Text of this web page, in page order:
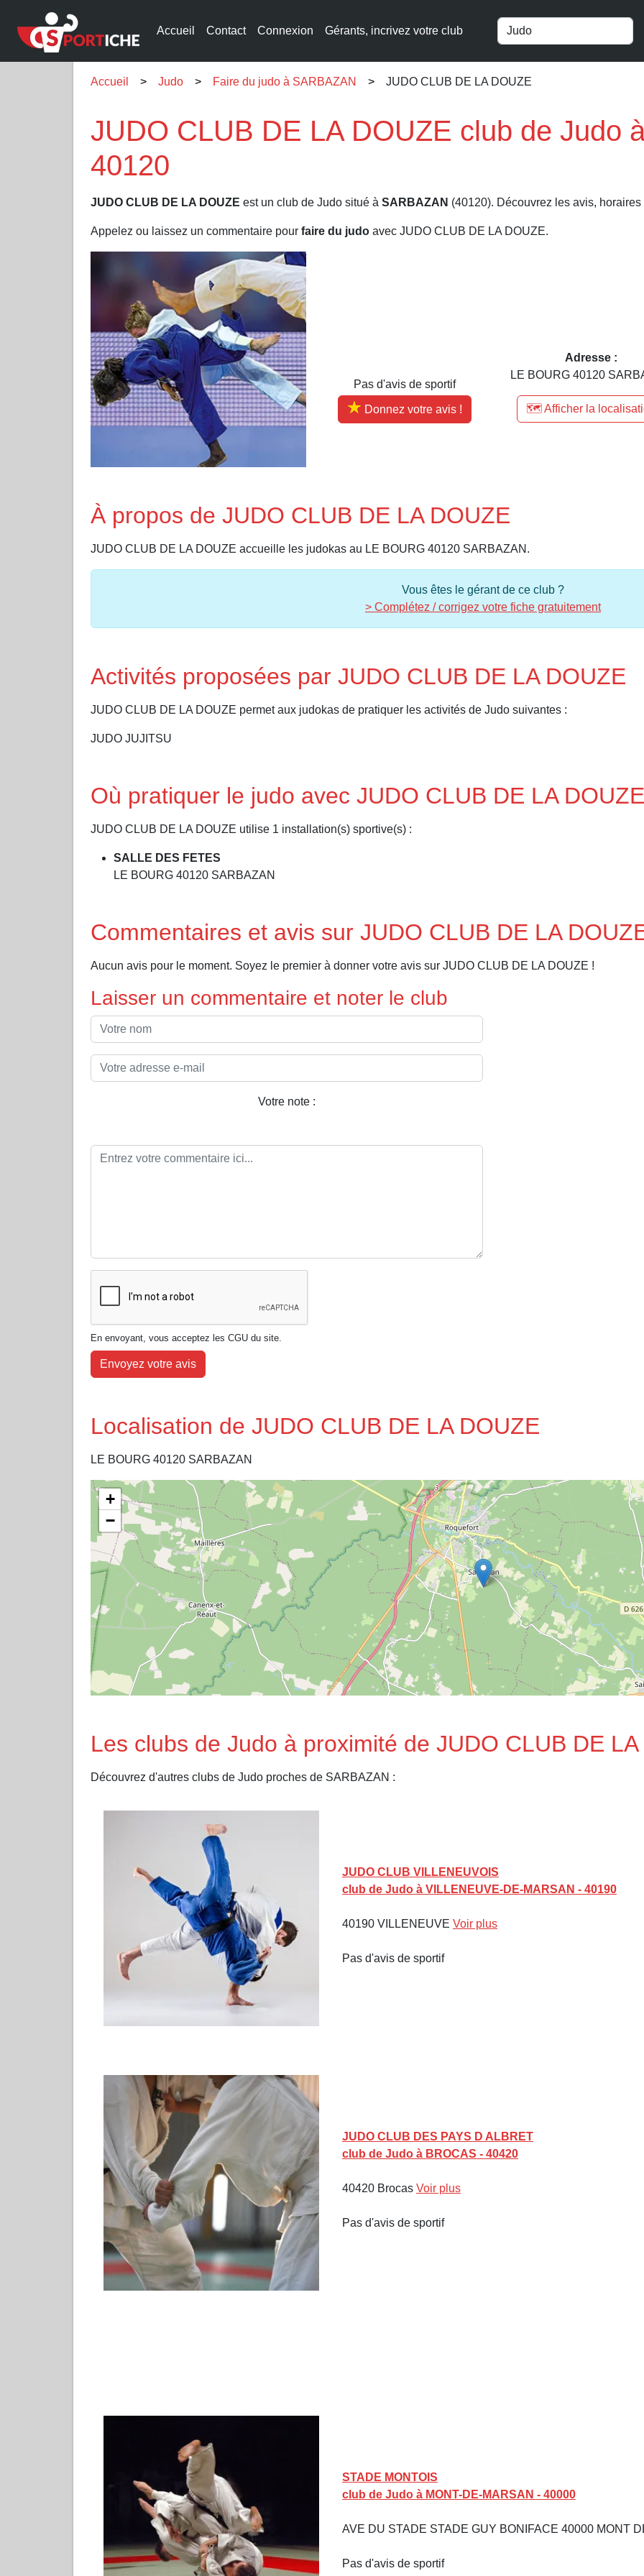
Accueil Contact Connexion Gérants, incrivez votre club
Accueil Judo Faire du judo à SARBAZAN JUDO CLUB DE LA DOUZE
JUDO CLUB DE LA DOUZE club de Judo
40120
JUDO CLUB DE LA DOUZE est un club de Judo situé à SARBAZAN (40120). Découvrez les avis,
Appelez ou laissez un commentaire pour faire du judo avec JUDO CLUB DE LA DOUZE.
Pas d'avis de sportif
Donnez votre avis !
Adresse :
LE BOURG 40120
🗺️ Afficher la
À propos de JUDO CLUB DE LA DOUZE
JUDO CLUB DE LA DOUZE accueille les judokas au LE BOURG 40120 SARBAZAN.
Vous êtes le gérant de ce club ?
> Complétez / corrigez votre fiche gratuitement
Activités proposées par JUDO CLUB DE LA DOUZE
JUDO CLUB DE LA DOUZE permet aux judokas de pratiquer les activités de Judo suivantes :
JUDO JUJITSU
Où pratiquer le judo avec JUDO CLUB DE LA DOUZE
JUDO CLUB DE LA DOUZE utilise 1 installation(s) sportive(s) :
SALLE DES FETES
LE BOURG 40120 SARBAZAN
Commentaires et avis sur JUDO CLUB DE LA
Aucun avis pour le moment. Soyez le premier à donner votre avis sur JUDO CLUB DE LA DOUZE !
Laisser un commentaire et noter le club
Votre note :
En envoyant, vous acceptez les CGU du site.
Envoyez votre avis
Localisation de JUDO CLUB DE LA DOUZE
LE BOURG 40120 SARBAZAN
+
−
Les clubs de Judo à proximité de JUDO CLUB DE
Découvrez d'autres clubs de Judo proches de SARBAZAN :
JUDO CLUB VILLENEUVOIS
club de Judo à VILLENEUVE-DE-MARSAN - 40190
40190 VILLENEUVE Voir plus
Pas d'avis de sportif
JUDO CLUB DES PAYS D ALBRET
club de Judo à BROCAS - 40420
40420 Brocas Voir plus
Pas d'avis de sportif
STADE MONTOIS
club de Judo à MONT-DE-MARSAN - 40000
AVE DU STADE STADE GUY BONIFACE 40000 MONT
Pas d'avis de sportif